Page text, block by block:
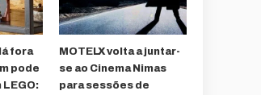
fora
pode
LEGO:
MOTELX volta a juntar-
se ao Cinema Nimas
para sessões de